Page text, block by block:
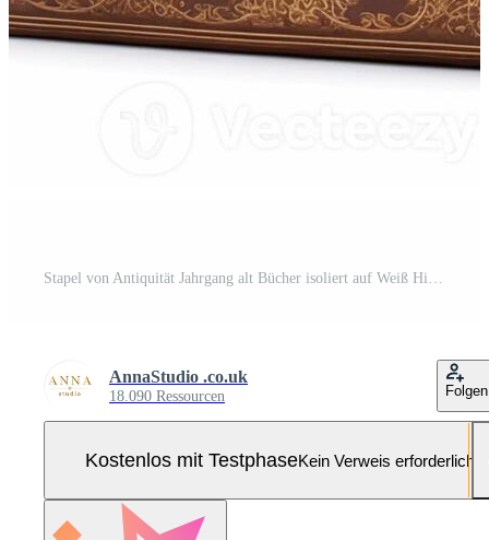
Stapel von Antiquität Jahrgang alt Bücher isoliert auf Weiß Hintergrund, lesen im alt Bibliothek und Ausbildung, generativ ai Pro Foto
AnnaStudio .co.uk
18.090 Ressourcen Folgen
Kostenlos mit TestphaseKein Verweis erforderlich